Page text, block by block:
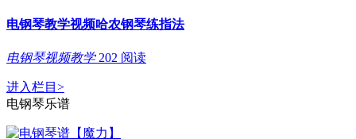
电钢琴教学视频哈农钢琴练指法
电钢琴视频教学 202 阅读
进入栏目 >
电钢琴乐谱